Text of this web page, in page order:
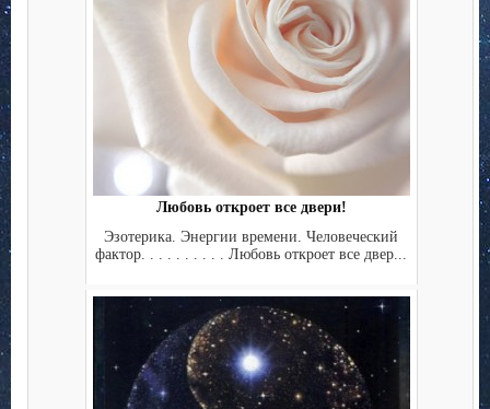
Любовь откроет все двери!
Эзотерика. Энергии времени. Человеческий
фактор. . . . . . . . . . Любовь откроет все двер...